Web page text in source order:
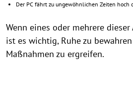
Der PC fährt zu ungewöhnlichen Zeiten hoch
Wenn eines oder mehrere
ist es wichtig, Ruhe zu
Maßnahmen zu ergreifen.